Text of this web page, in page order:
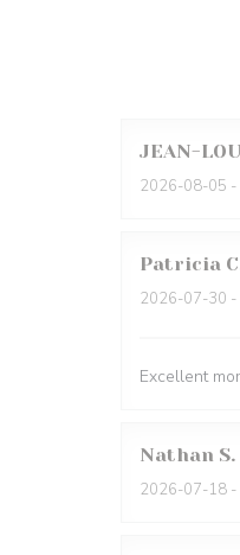
JEAN-
2026-08-05 -
Patricia C
2026-07-30 -
Excellent
Nathan S
2026-07-18 -